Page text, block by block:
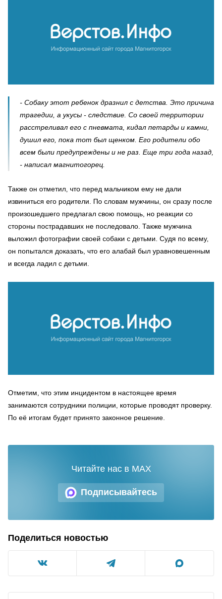
- Собаку этот ребенок дразнил с детства. Это причина
трагедии, а укусы - следствие. Со своей территории
расстреливал его с пневмата, кидал петарды и камни,
душил его, пока тот был щенком. Его родители обо
всем были предупреждены и не раз. Еще три года назад,
- написал магнитогорец.
Также он отметил, что перед мальчиком ему не дали
извиниться его родители. По словам мужчины, он сразу после
произошедшего предлагал свою помощь, но реакции со
стороны пострадавших не последовало. Также мужчина
выложил фотографии своей собаки с детьми. Судя по всему,
он попытался доказать, что его алабай был уравновешенным
и всегда ладил с детьми.
Отметим, что этим инцидентом в настоящее время
занимаются сотрудники полиции, которые проводят проверку.
По её итогам будет принято законное решение.
Подписывайтесь
Читайте нас в MAX
Поделиться новостью